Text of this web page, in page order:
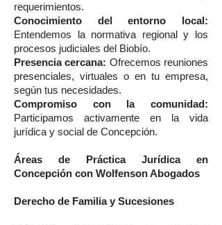
requerimientos.
Conocimiento del entorno local:
Entendemos la normativa regional y los
procesos judiciales del Biobío.
Presencia cercana: Ofrecemos reuniones
presenciales, virtuales o en tu empresa,
según tus necesidades.
Compromiso con la comunidad:
Participamos activamente en la vida
jurídica y social de Concepción.
Áreas de Práctica Jurídica en
Concepción con Wolfenson Abogados
Derecho de Familia y Sucesiones